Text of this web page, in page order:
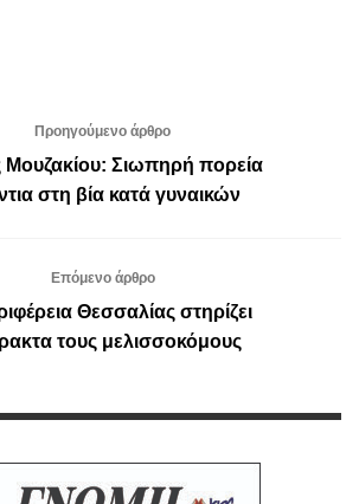
Προηγούμενο άρθρο
Σιωπηρή πορεία
στη βία κατά γυναικών
Επόμενο άρθρο
Θεσσαλίας στηρίζει
τους μελισσοκόμους